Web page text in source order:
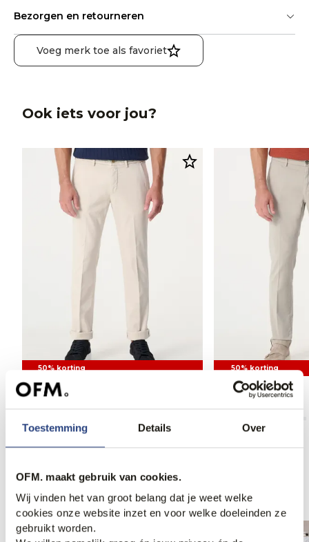
Toestemming Details Over
OFM. maakt gebruik van cookies.
Wij vinden het van groot belang dat je weet welke
cookies onze website inzet en voor welke doeleinden ze
gebruikt worden.
Bezorgen en retourneren
Voeg merk toe als favoriet
Ook iets voor jou?
50% korting
Mason's Chino
50% korting
Mason's Chino
169,00
Anderen bekeken ook